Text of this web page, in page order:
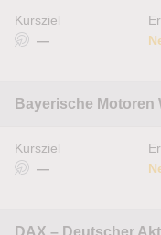
Kursziel
—
Bayerische Motoren
Kursziel
—
DAX – Deutscher